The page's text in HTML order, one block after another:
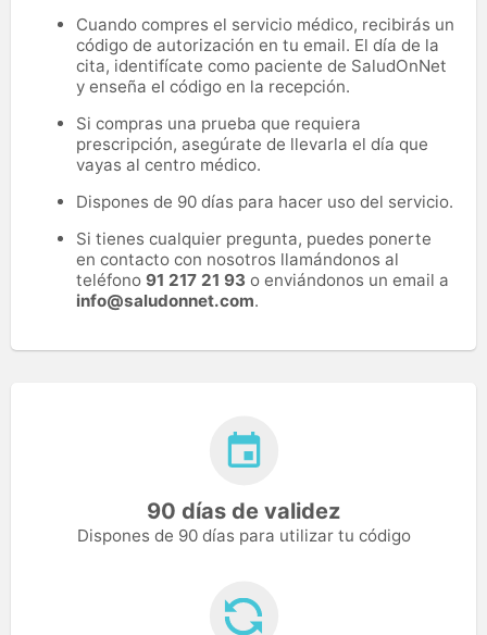
Cuando compres el servicio médico, recibirás un
código de autorización en tu email. El día de la
cita, identifícate como paciente de SaludOnNet
y enseña el código en la recepción.
Si compras una prueba que requiera
prescripción, asegúrate de llevarla el día que
vayas al centro médico.
Dispones de 90 días para hacer uso del servicio.
Si tienes cualquier pregunta, puedes ponerte
en contacto con nosotros llamándonos al
teléfono 91 217 21 93 o enviándonos un email a
info@saludonnet.com.
90 días de validez
Dispones de 90 días para utilizar tu código